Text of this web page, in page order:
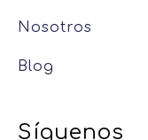
Nosotros
Blog
Síguenos